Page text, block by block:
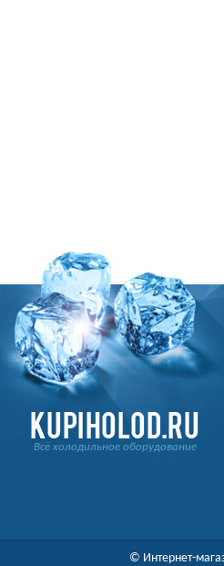
Всё холодильное оборудование
© Интернет-